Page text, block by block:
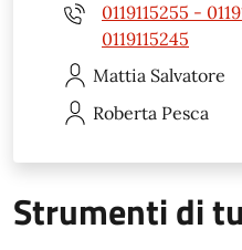
0119115255 -
0119115245
Mattia Salvatore
Roberta Pesca
Strumenti di